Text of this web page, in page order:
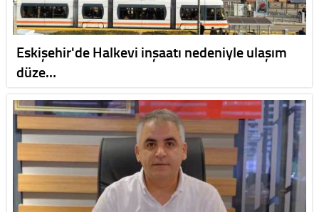
Eskişehir'de Halkevi inşaatı nedeniyle ulaşım
düze…